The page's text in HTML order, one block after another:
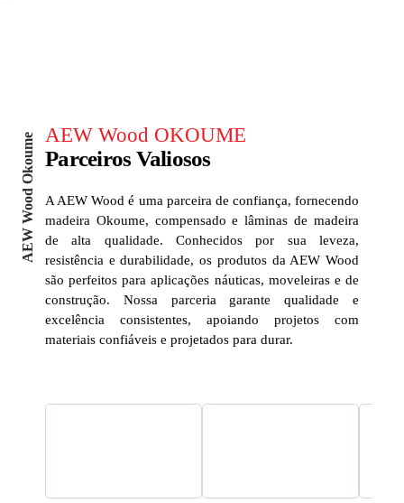
AEW Wood OKOUME
Parceiros Valiosos
AEW Wood Okoume
A AEW Wood é uma parceira de confiança, fornecendo
madeira Okoume, compensado e lâminas de madeira
de alta qualidade. Conhecidos por sua leveza,
resistência e durabilidade, os produtos da AEW Wood
são perfeitos para aplicações náuticas, moveleiras e de
construção. Nossa parceria garante qualidade e
excelência consistentes, apoiando projetos com
materiais confiáveis e projetados para durar.